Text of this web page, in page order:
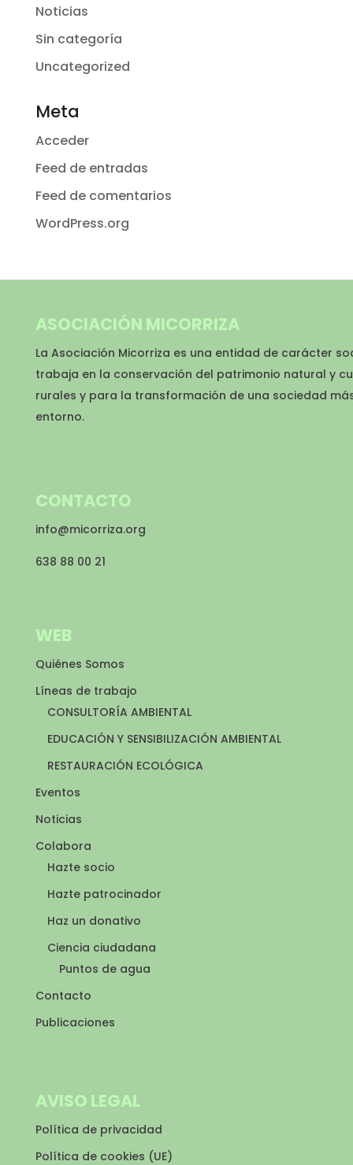
Noticias
Sin categoría
Uncategorized
Meta
Acceder
Feed de entradas
Feed de comentarios
WordPress.org
ASOCIACIÓN MICORRIZA
La Asociación Micorriza es una entidad de carácter
trabaja en la conservación del patrimonio natural y
rurales y para la transformación de una sociedad
entorno.
CONTACTO
info@micorriza.org
638 88 00 21
WEB
Quiénes Somos
Líneas de trabajo
CONSULTORÍA AMBIENTAL
EDUCACIÓN Y SENSIBILIZACIÓN AMBIENTAL
RESTAURACIÓN ECOLÓGICA
Eventos
Noticias
Colabora
Hazte socio
Hazte patrocinador
Haz un donativo
Ciencia ciudadana
Puntos de agua
Contacto
Publicaciones
AVISO LEGAL
Política de privacidad
Política de cookies (UE)